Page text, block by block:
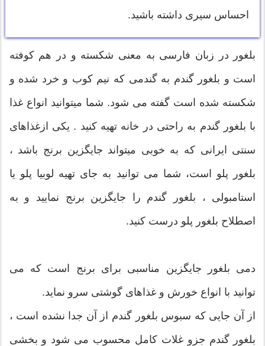
احساس سیری داشته باشید.
بلغور در زبان فارسی به معنی شکسته و در هم کوفته
است و بلغور گندم به گندمی که نیم کوب و خرد شده و
شکسته شده است گفته می شود. شما میتوانید انواع غذا
با بلغور گندم به راحتی در خانه تهیه کنید . یکی ازغذاهای
سنتی ایرانی که به خوبی میتواند جایگزین برنج باشد ،
بلغور پلو است، شما می توانید به جای تهیه لوبیا پلو یا
استامبولی ، بلغور گندم را جایگزین برنج نمایید و به
اصطلاح بلغور پلو درست کنید.
دمی بلغور جایگزین مناسبی برای برنج است که می
توانید با انواع خورش و غذاهای گوشتی سرو نماید.
از آن جایی که سبوس بلغور گندم از آن جدا نشده است ،
بلغور گندم جزو غلات کامل محسوب می شود و بخشی